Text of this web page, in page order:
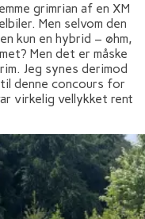
grimrian af en XM
Men selvom den
kun en hybrid – øhm,
Men det er måske
Jeg synes derimod
denne concours for
virkelig vellykket rent